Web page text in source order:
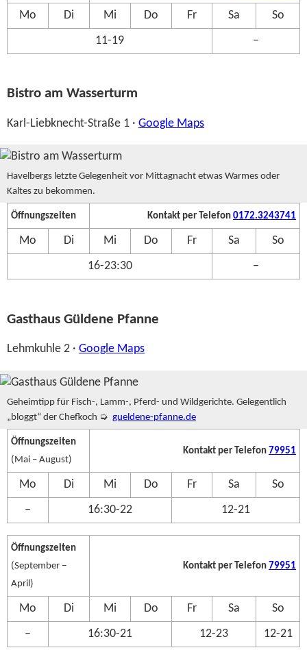
Mo Di Mi Do Fr Sa So
11-19 –
Bistro am Wasserturm
Karl-Liebknecht-Straße 1 · Google Maps
Havelbergs letzte Gelegenheit vor Mittagnacht etwas Warmes oder
Kaltes zu bekommen.
Öffnungszeiten Kontakt per Telefon 0172.3243741
Mo Di Mi Do Fr Sa So
16-23:30 –
Gasthaus Güldene Pfanne
Lehmkuhle 2 · Google Maps
Geheimtipp für Fisch-, Lamm-, Pferd- und Wildgerichte. Gelegentlich
„bloggt“ der Chefkoch ➭ gueldene-pfanne.de
Öffnungszeiten
(Mai – August)
Kontakt per Telefon 79951
Mo Di Mi Do Fr Sa So
– 16:30-22 12-21
Öffnungszeiten
(September –
April)
Kontakt per Telefon 79951
Mo Di Mi Do Fr Sa So
– 16:30-21 12-23 12-21